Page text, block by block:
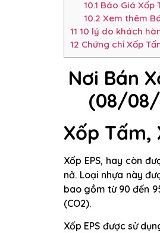
10.1 Báo Giá Xốp
10.2 Xem thêm
11 10 lý do khách
12 Chứng chỉ Xốp
Nơi Bán
(08/08/
Xốp Tấm,
Xốp EPS, hay còn
nở. Loại nhựa này
bao gồm từ 90 đến
(CO2).
Xốp EPS được sử